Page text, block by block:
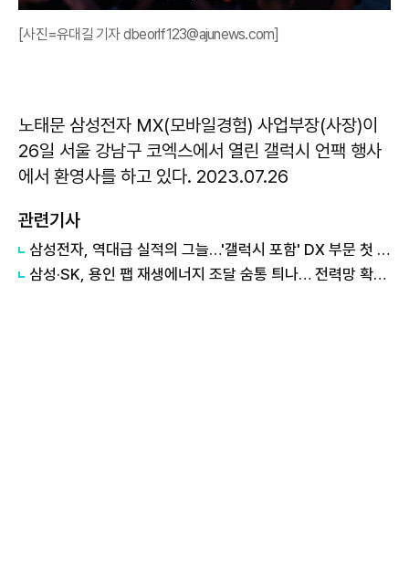
[사진=유대길 기자 dbeorlf123@ajunews.com]
노태문 삼성전자 MX(모바일경험) 사업부장(사장)이
26일 서울 강남구 코엑스에서 열린 갤럭시 언팩 행사
에서 환영사를 하고 있다. 2023.07.26
관련기사
삼성전자, 역대급 실적의 그늘…'갤럭시 포함' DX 부문 첫 적자
삼성·SK, 용인 팹 재생에너지 조달 숨통 틔나… 전력망 확충에 에너지 리스크 완화 기대